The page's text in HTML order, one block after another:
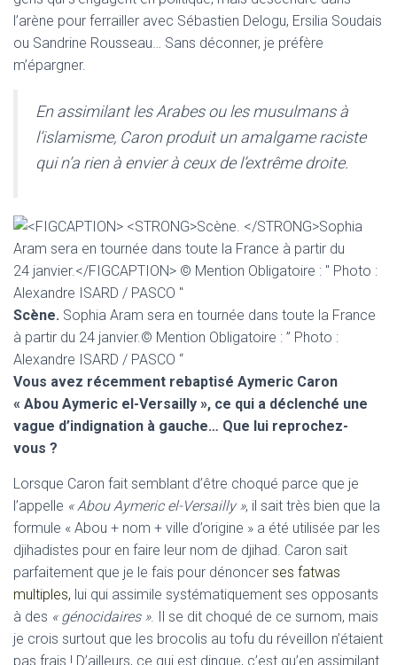
l’arène pour ferrailler avec Sébastien Delogu, Ersilia Soudais
ou Sandrine Rousseau… Sans déconner, je préfère
m’épargner.
En assimilant les Arabes ou les musulmans à
l’islamisme, Caron produit un amalgame raciste
qui n’a rien à envier à ceux de l’extrême droite.
Scène. Sophia Aram sera en tournée dans toute la France
à partir du 24 janvier.© Mention Obligatoire : ” Photo :
Alexandre ISARD / PASCO “
Vous avez récemment rebaptisé Aymeric Caron
« Abou Aymeric el-Versailly », ce qui a déclenché une
vague d’indignation à gauche… Que lui reprochez-
vous ?
Lorsque Caron fait semblant d’être choqué parce que je
l’appelle « Abou Aymeric el-Versailly », il sait très bien que la
formule « Abou + nom + ville d’origine » a été utilisée par les
djihadistes pour en faire leur nom de djihad. Caron sait
parfaitement que je le fais pour dénoncer ses fatwas
multiples, lui qui assimile systématiquement ses opposants
à des « génocidaires ». Il se dit choqué de ce surnom, mais
je crois surtout que les brocolis au tofu du réveillon n’étaient
pas frais ! D’ailleurs, ce qui est dingue, c’est qu’en assimilant